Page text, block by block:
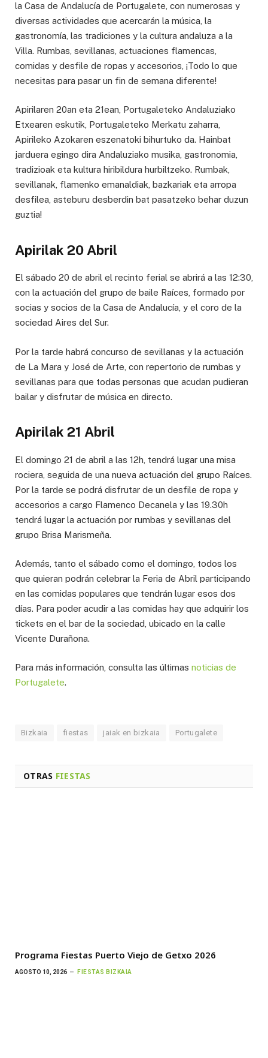
la Casa de Andalucía de Portugalete, con numerosas y
diversas actividades que acercarán la música, la
gastronomía, las tradiciones y la cultura andaluza a la
Villa. Rumbas, sevillanas, actuaciones flamencas,
comidas y desfile de ropas y accesorios, ¡Todo lo que
necesitas para pasar un fin de semana diferente!
Apirilaren 20an eta 21ean, Portugaleteko Andaluziako
Etxearen eskutik, Portugaleteko Merkatu zaharra,
Apirileko Azokaren eszenatoki bihurtuko da. Hainbat
jarduera egingo dira Andaluziako musika, gastronomia,
tradizioak eta kultura hiribildura hurbiltzeko. Rumbak,
sevillanak, flamenko emanaldiak, bazkariak eta arropa
desfilea, asteburu desberdin bat pasatzeko behar duzun
guztia!
Apirilak 20 Abril
El sábado 20 de abril el recinto ferial se abrirá a las 12:30,
con la actuación del grupo de baile Raíces, formado por
socias y socios de la Casa de Andalucía, y el coro de la
sociedad Aires del Sur.
Por la tarde habrá concurso de sevillanas y la actuación
de La Mara y José de Arte, con repertorio de rumbas y
sevillanas para que todas personas que acudan pudieran
bailar y disfrutar de música en directo.
Apirilak 21 Abril
El domingo 21 de abril a las 12h, tendrá lugar una misa
rociera, seguida de una nueva actuación del grupo Raíces.
Por la tarde se podrá disfrutar de un desfile de ropa y
accesorios a cargo Flamenco Decanela y las 19.30h
tendrá lugar la actuación por rumbas y sevillanas del
grupo Brisa Marismeña.
Además, tanto el sábado como el domingo, todos los
que quieran podrán celebrar la Feria de Abril participando
en las comidas populares que tendrán lugar esos dos
días. Para poder acudir a las comidas hay que adquirir los
tickets en el bar de la sociedad, ubicado en la calle
Vicente Durañona.
Para más información, consulta las últimas noticias de
Portugalete.
Bizkaia fiestas jaiak en bizkaia Portugalete
OTRAS FIESTAS
Programa Fiestas Puerto Viejo de Getxo 2026
AGOSTO 10, 2026 FIESTAS BIZKAIA